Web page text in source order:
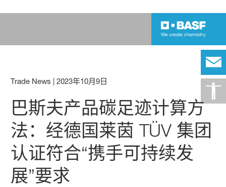
Trade News |2023年10月9日
巴斯夫产品碳足迹计算方
法：经德国莱茵 TÜV 集团
认证符合“携手可持续发
展”要求